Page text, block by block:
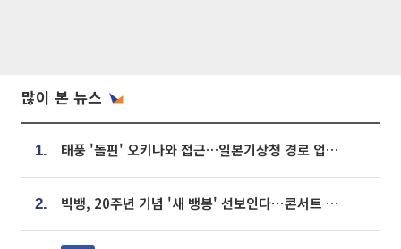
많이 본 뉴스
1. 태풍 '돌핀' 오키나와 접근…일본기상청 경로 업데이트
2. 빅뱅, 20주년 기념 '새 뱅봉' 선보인다⋯콘서트 앞두고 팝업 개최